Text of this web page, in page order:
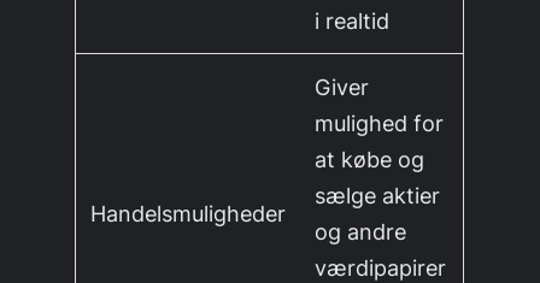
i realtid
Handelsmuligheder
Giver
mulighed for
at købe og
sælge aktier
og andre
værdipapirer